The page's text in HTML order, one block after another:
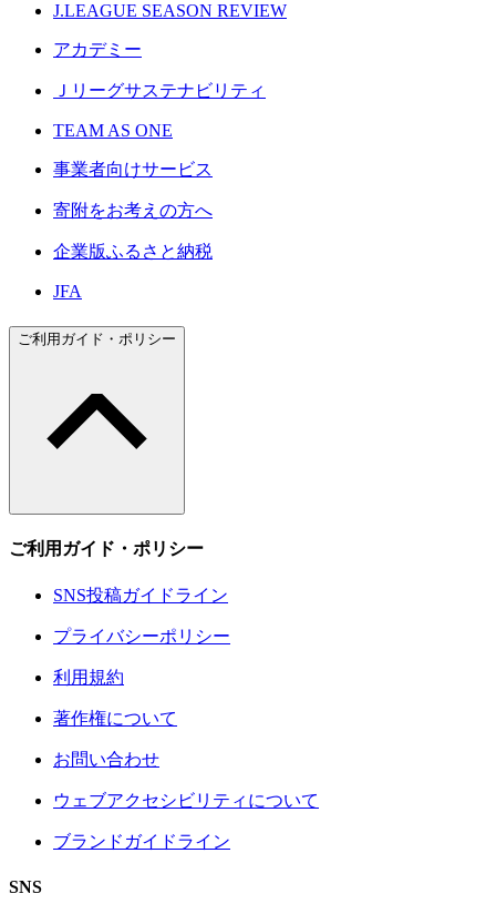
J.LEAGUE SEASON REVIEW
アカデミー
Ｊリーグサステナビリティ
TEAM AS ONE
事業者向けサービス
寄附をお考えの方へ
企業版ふるさと納税
JFA
ご利用ガイド・ポリシー
ご利用ガイド・ポリシー
SNS投稿ガイドライン
プライバシーポリシー
利用規約
著作権について
お問い合わせ
ウェブアクセシビリティについて
ブランドガイドライン
SNS